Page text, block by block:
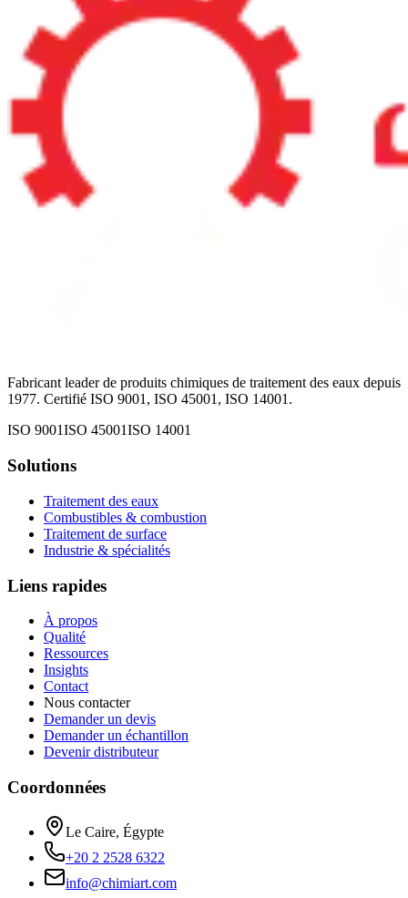
Fabricant leader de produits chimiques de traitement des eaux depuis
1977. Certifié ISO 9001, ISO 45001, ISO 14001.
ISO 9001ISO 45001ISO 14001
Solutions
Traitement des eaux
Combustibles & combustion
Traitement de surface
Industrie & spécialités
Liens rapides
À propos
Qualité
Ressources
Insights
Contact
Nous contacter
Demander un devis
Demander un échantillon
Devenir distributeur
Coordonnées
Le Caire, Égypte
+20 2 2528 6322
info@chimiart.com